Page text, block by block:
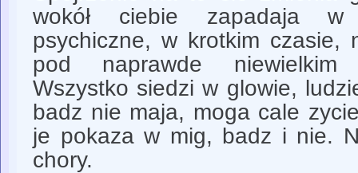
wokół ciebie zapadaja w
psychiczne, w krotkim czasie,
pod naprawde niewielkim
Wszystko siedzi w glowie,
badz nie maja, moga cale
je pokaza w mig, badz i nie.
chory.